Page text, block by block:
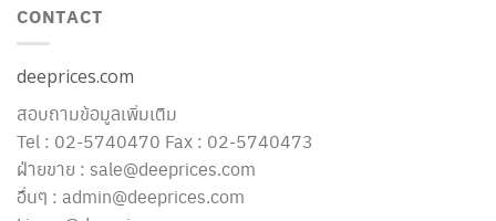
CONTACT
deeprices.com
สอบถามข้อมูลเพิ่มเติม
Tel : 02-5740470 Fax : 02-5740473
ฝ่ายขาย : sale@deeprices.com
อื่นๆ : admin@deeprices.com